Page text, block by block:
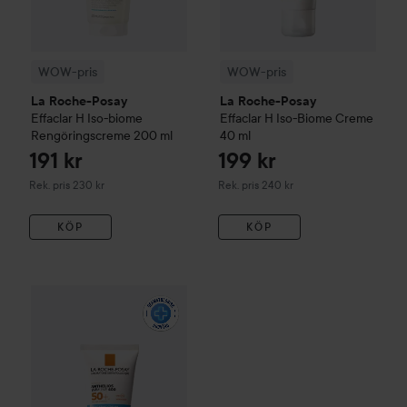
WOW-pris
La Roche-Posay
Effaclar H Iso-biome
Rengöringscreme 200 ml
191 kr
Rek. pris 230 kr
Rekommenderat pris 230 kr
KÖP
WOW-pris
La Roche-Posay
Effaclar H Iso-Biome Creme
40 ml
199 kr
Rek. pris 240 kr
Rekommenderat pris 240 kr
KÖP
Anthelios